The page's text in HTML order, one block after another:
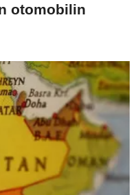
otomobilin